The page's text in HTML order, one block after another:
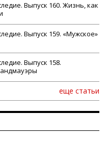
Выпуск 160. Жизнь, как
Выпуск 159. «Мужское»
Выпуск 158.
еще статьи